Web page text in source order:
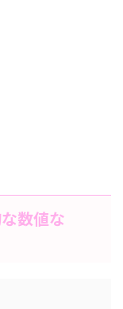
数値な